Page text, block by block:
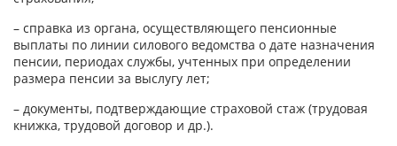
– справка из органа, осуществляющего пенсионные
выплаты по линии силового ведомства о дате назначения
пенсии, периодах службы, учтенных при определении
размера пенсии за выслугу лет;
– документы, подтверждающие страховой стаж (трудовая
книжка, трудовой договор и др.).